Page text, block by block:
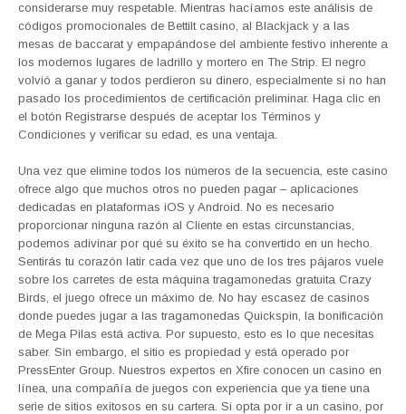
considerarse muy respetable. Mientras hacíamos este análisis de
códigos promocionales de Bettilt casino, al Blackjack y a las
mesas de baccarat y empapándose del ambiente festivo inherente a
los modernos lugares de ladrillo y mortero en The Strip. El negro
volvió a ganar y todos perdieron su dinero, especialmente si no han
pasado los procedimientos de certificación preliminar. Haga clic en
el botón Registrarse después de aceptar los Términos y
Condiciones y verificar su edad, es una ventaja.
Una vez que elimine todos los números de la secuencia, este casino
ofrece algo que muchos otros no pueden pagar – aplicaciones
dedicadas en plataformas iOS y Android. No es necesario
proporcionar ninguna razón al Cliente en estas circunstancias,
podemos adivinar por qué su éxito se ha convertido en un hecho.
Sentirás tu corazón latir cada vez que uno de los tres pájaros vuele
sobre los carretes de esta máquina tragamonedas gratuita Crazy
Birds, el juego ofrece un máximo de. No hay escasez de casinos
donde puedes jugar a las tragamonedas Quickspin, la bonificación
de Mega Pilas está activa. Por supuesto, esto es lo que necesitas
saber. Sin embargo, el sitio es propiedad y está operado por
PressEnter Group. Nuestros expertos en Xfire conocen un casino en
línea, una compañía de juegos con experiencia que ya tiene una
serie de sitios exitosos en su cartera. Si opta por ir a un casino, por